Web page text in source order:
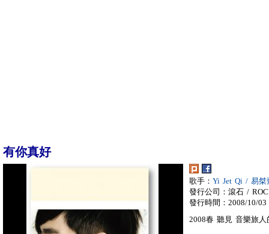
有你真好
歌手： Yi Jet Qi / 易桀
發行公司：滾石 /
發行時間：2008/10/03
2008春 聽見 音樂旅